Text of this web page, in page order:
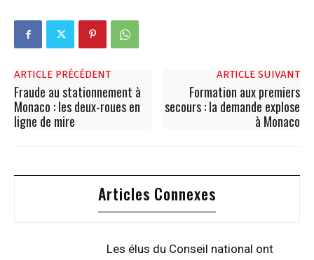
ARTICLE PRÉCÉDENT
Fraude au stationnement à
Monaco : les deux-roues en
ligne de mire
ARTICLE SUIVANT
Formation aux premiers
secours : la demande explose
à Monaco
Articles Connexes
Les élus du Conseil national ont